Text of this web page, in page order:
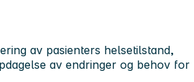
av pasienters helsetilstand,
av endringer og behov for